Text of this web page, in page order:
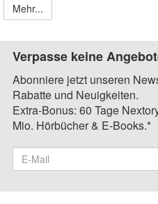
Mehr...
Verpasse keine
Abonniere jetzt unseren
Rabatte und Neuigkeiten.
Extra-Bonus: 60 Tage
Mio. Hörbücher & E-Books.*